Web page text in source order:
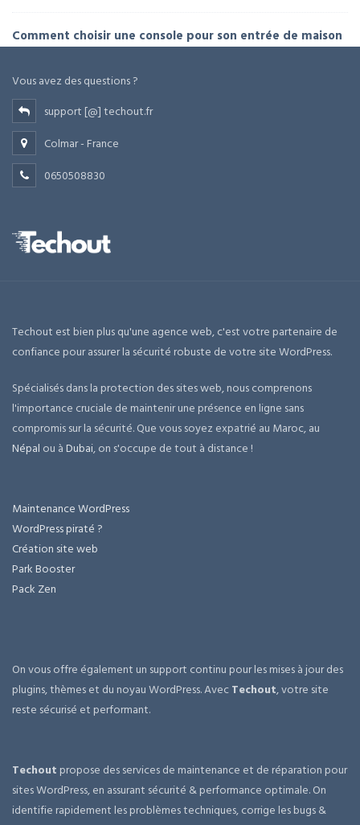
Comment choisir une console pour son entrée de maison
Vous avez des questions ?
support [@] techout.fr
Colmar - France
0650508830
Techout est bien plus qu'une agence web, c'est votre partenaire de
confiance pour assurer la sécurité robuste de votre site WordPress.
Spécialisés dans la protection des sites web, nous comprenons
l'importance cruciale de maintenir une présence en ligne sans
compromis sur la sécurité. Que vous soyez expatrié au Maroc, au
Népal ou àDubai, on s'occupe de tout à distance !
Maintenance WordPress
WordPress piraté ?
Création site web
Park Booster
Pack Zen
On vous offre également un support continu pour les mises à jour des
plugins, thèmes et du noyau WordPress. AvecTechout, votre site
reste sécurisé et performant.
Techout propose des services de maintenance et de réparation pour
sites WordPress, en assurant sécurité & performance optimale. On
identifie rapidement les problèmes techniques, corrige les bugs &